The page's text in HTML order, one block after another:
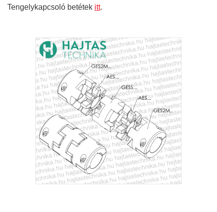
Tengelykapcsoló betétek itt.